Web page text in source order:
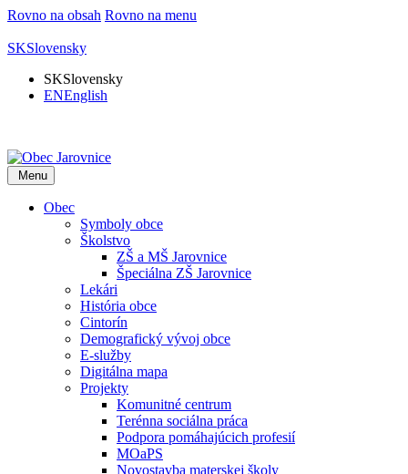
Rovno na obsah Rovno na menu
SKSlovensky
SKSlovensky
ENEnglish
Menu
Obec
Symboly obce
Školstvo
ZŠ a MŠ Jarovnice
Špeciálna ZŠ Jarovnice
Lekári
História obce
Cintorín
Demografický vývoj obce
E-služby
Digitálna mapa
Projekty
Komunitné centrum
Terénna sociálna práca
Podpora pomáhajúcich profesií
MOaPS
Novostavba materskej školy